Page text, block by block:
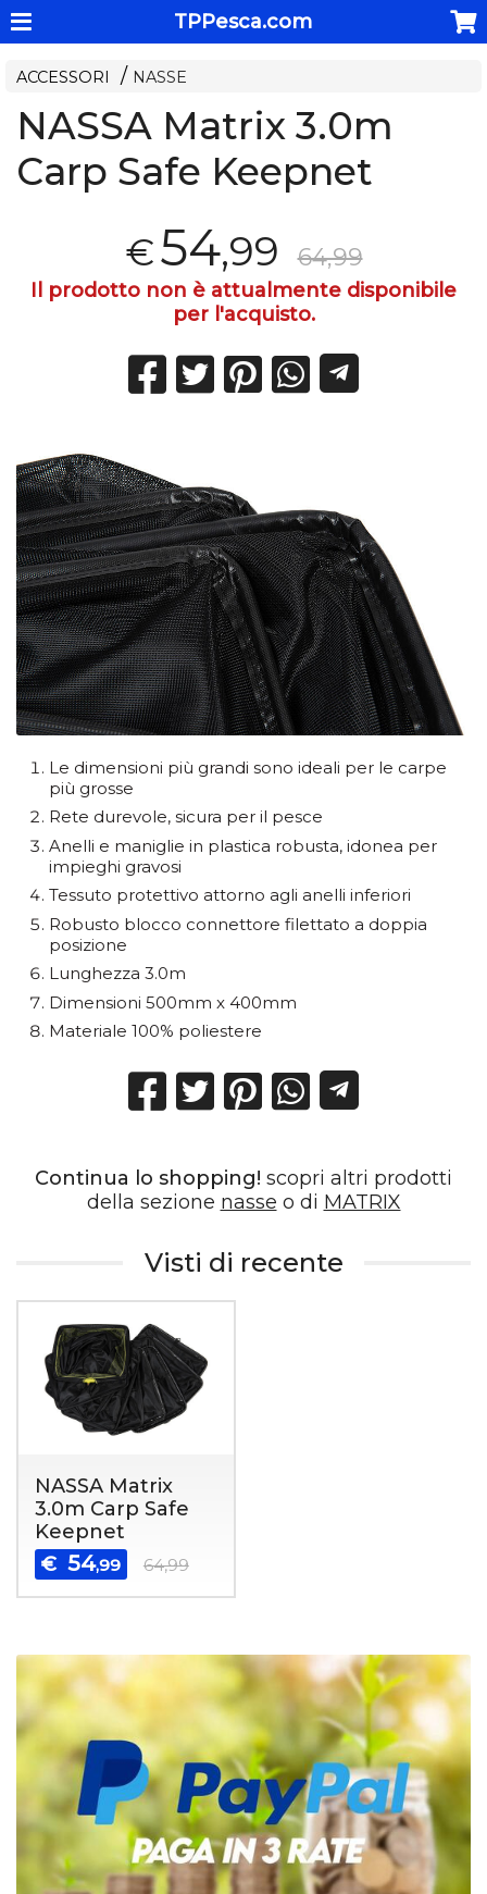
TPPesca.com
ACCESSORI NASSE
NASSA Matrix 3.0m
Carp Safe Keepnet
€54,99 64,99
Il prodotto non è attualmente disponibile
per l'acquisto.
Le dimensioni più grandi sono ideali per le carpe
più grosse
Rete durevole, sicura per il pesce
Anelli e maniglie in plastica robusta, idonea per
impieghi gravosi
Tessuto protettivo attorno agli anelli inferiori
Robusto blocco connettore filettato a doppia
posizione
Lunghezza 3.0m
Dimensioni 500mm x 400mm
Materiale 100% poliestere
Continua lo shopping! scopri altri prodotti
della sezione nasse o di MATRIX
Visti di recente
NASSA Matrix
3.0m Carp Safe
Keepnet
€ 54,99 64,99